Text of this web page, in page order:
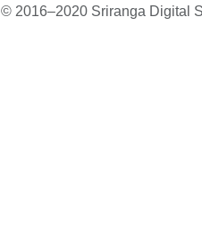
© 2016–2020 Sriranga Digital